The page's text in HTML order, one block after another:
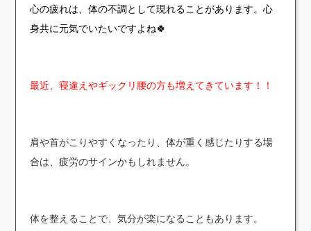
心の疲れは、体の不調として現れることがあります。心
身共に元気でいたいですよね🍀
最近、寝違えやギックリ腰の方も増えてきています！！
肩や首がこりやすくなったり、体が重く感じたりする場
合は、疲労のサインかもしれません。
体を整えることで、気分が楽になることもあります。